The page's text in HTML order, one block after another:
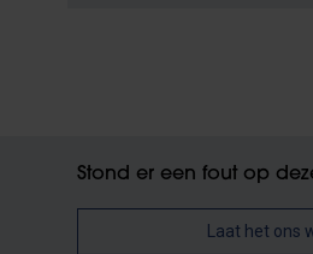
Stond er een fout op
Laat het ons